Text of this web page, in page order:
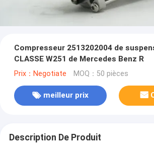
Compresseur 2513202004 de
CLASSE W251 de Mercedes Benz R
Prix：Negotiate MOQ：50 pièces
meilleur prix
Description De Produit